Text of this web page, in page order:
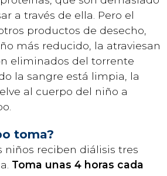
a través de ella. Pero el
productos de desecho,
más reducido, la atraviesan
eliminados del torrente
la sangre está limpia, la
al cuerpo del niño a
toma?
niños reciben diálisis tres
Toma unas 4 horas cada